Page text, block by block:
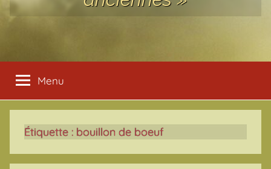
Menu
Étiquette : bouillon de boeuf